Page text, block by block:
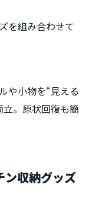
を組み合わせて
や小物を“見える
。原状回復も簡
ン収納グッズ